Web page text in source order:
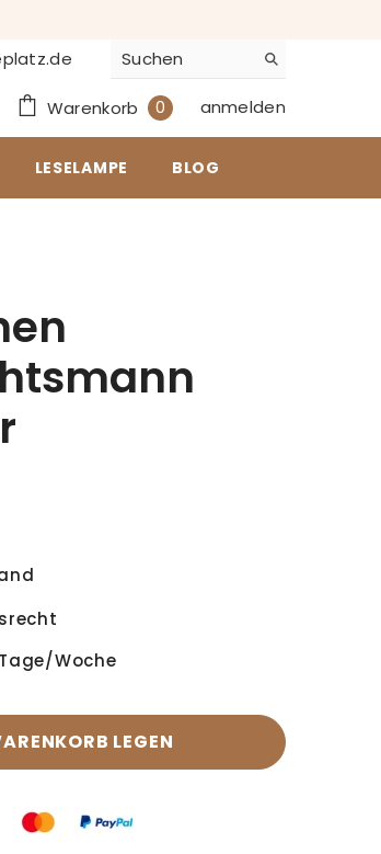
Warenkorb 00
anmelden
LESELAMPE BLOG
Woche
LEGEN